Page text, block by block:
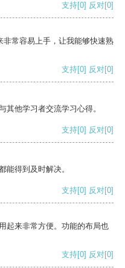
支持[0] 反对[0]
常容易上手，让我能够快速熟
支持[0] 反对[0]
其他学习者交流学习心得。
支持[0] 反对[0]
能得到及时解决。
支持[0] 反对[0]
起来非常方便。功能的布局也
支持[0] 反对[0]